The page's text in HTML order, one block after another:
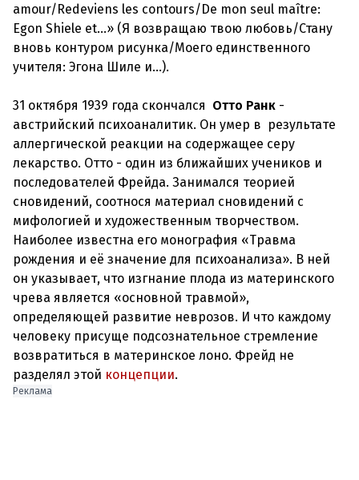
amour/Redeviens les contours/De mon seul maître:
Egon Shiele et…» (Я возвращаю твою любовь/Стану
вновь контуром рисунка/Моего единственного
учителя: Эгона Шиле и…).
31 октября 1939 года скончался Отто Ранк -
австрийский психоаналитик. Он умер в результате
аллергической реакции на содержащее серу
лекарство. Отто - один из ближайших учеников и
последователей Фрейда. Занимался теорией
сновидений, соотнося материал сновидений с
мифологией и художественным творчеством.
Наиболее известна его монография «Травма
рождения и её значение для психоанализа». В ней
он указывает, что изгнание плода из материнского
чрева является «основной травмой»,
определяющей развитие неврозов. И что каждому
человеку присуще подсознательное стремление
возвратиться в материнское лоно. Фрейд не
разделял этой концепции.
Реклама